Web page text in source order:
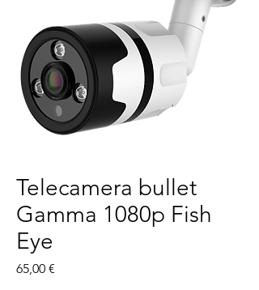
Telecamera bullet
Gamma 1080p Fish
Eye
65,00 €